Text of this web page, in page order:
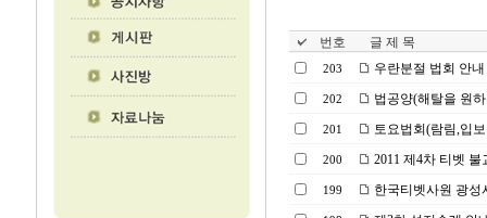
번호 글 제 목
203 우란분절 법회 안내
202 법공양(해탈을 원
201 토요법회(람림,입
200 2011 제4차 티벳
199 한국티벳사원 광성